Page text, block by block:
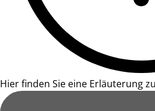
Hier finden Sie eine Erläuterung